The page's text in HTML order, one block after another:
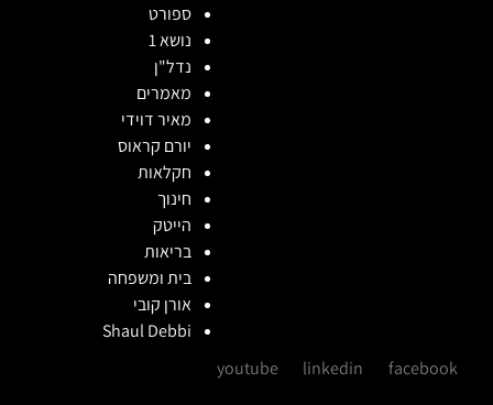
ספורט
נושא 1
נדל"ן
מאמרים
מאיר דוידי
יורם קראוס
חקלאות
חינוך
הייטק
בריאות
בית ומשפחה
אורן קובי
Shaul Debbi
facebook
linkedin
youtube